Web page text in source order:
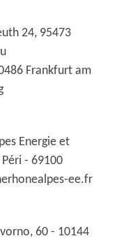
24, 95473
Frankfurt am
Energie et
- 69100
ee.fr
60 - 10144